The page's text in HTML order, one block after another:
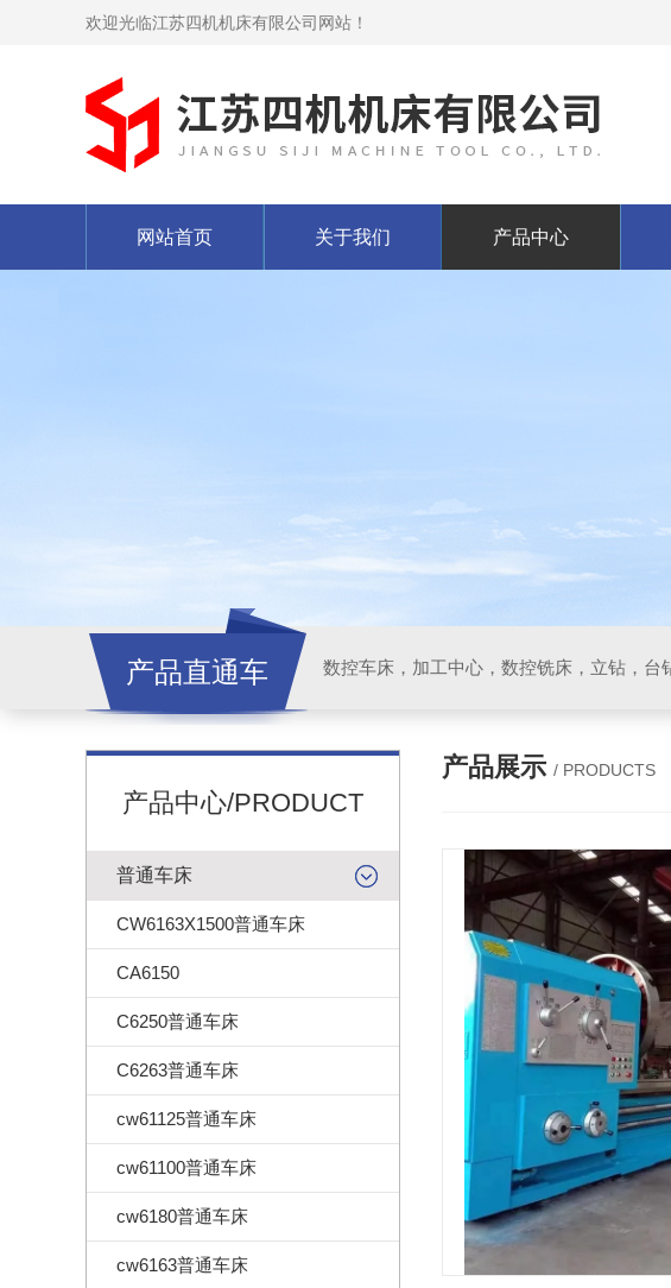
欢迎光临江苏四机机床有限公司网站！
网站首页 关于我们 产品中心
产品直通车
产品中心/PRODUCT
普通车床
CW6163X1500普通车床
CA6150
C6250普通车床
C6263普通车床
cw61125普通车床
cw61100普通车床
cw6180普通车床
cw6163普通车床
产品展示 / PRODUCTS